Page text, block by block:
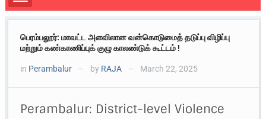
பெரம்பலூர்: மாவட்ட அளவிலான வன்கொடுமைத் தடுப்பு விழிப்பு
மற்றும் கண்காணிப்புக் குழு காலண்டுக் கூட்டம் !
in Perambalur — by RAJA — March 22, 2025
Perambalur: District-level Violence